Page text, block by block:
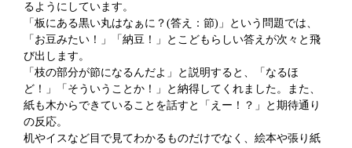
るようにしています。
「板にある黒い丸はなぁに？(答え：節)」という問題では、
「お豆みたい！」「納豆！」とこどもらしい答えが次々と飛
び出します。
「枝の部分が節になるんだよ」と説明すると、「なるほ
ど！」「そういうことか！」と納得してくれました。また、
紙も木からできていることを話すと「えー！？」と期待通り
の反応。
机やイスなど目で見てわかるものだけでなく、絵本や張り紙